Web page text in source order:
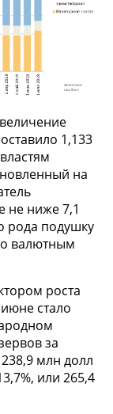
1,133
на
не ниже 7,1
рода подушку
валютным
роста
стало
за
млн долл
или 265,4